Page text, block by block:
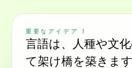
重要なアイデア 1
言語は、人種や文
て架け橋を築きます